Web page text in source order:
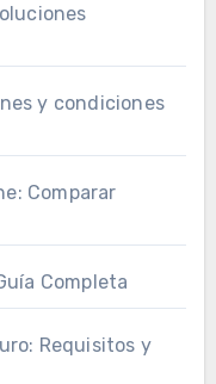
y condiciones
Comparar
Completa
Requisitos y